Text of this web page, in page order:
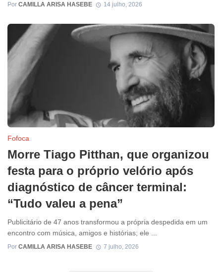
Por CAMILLA ARISA HASEBE 14 julho, 2026
Fofoca
Morre Tiago Pitthan, que organizou
festa para o próprio velório após
diagnóstico de câncer terminal:
“Tudo valeu a pena”
Publicitário de 47 anos transformou a própria despedida em um
encontro com música, amigos e histórias; ele ...
Por CAMILLA ARISA HASEBE 7 julho, 2026